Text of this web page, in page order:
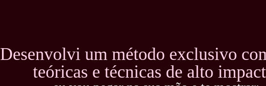
Desenvolvi um método exclusivo
teóricas e técnicas de alto